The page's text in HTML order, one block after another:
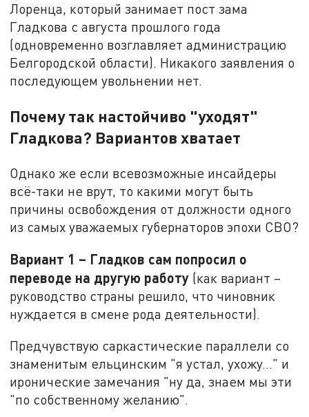
Лоренца, который занимает пост зама
Гладкова с августа прошлого года
(одновременно возглавляет администрацию
Белгородской области). Никакого заявления о
последующем увольнении нет.
Почему так настойчиво "уходят"
Гладкова? Вариантов хватает
Однако же если всевозможные инсайдеры
всё-таки не врут, то какими могут быть
причины освобождения от должности одного
из самых уважаемых губернаторов эпохи СВО?
Вариант 1 – Гладков сам попросил о
переводе на другую работу (как вариант –
руководство страны решило, что чиновник
нуждается в смене рода деятельности).
Предчувствую саркастические параллели со
знаменитым ельцинским "я устал, ухожу…" и
иронические замечания "ну да, знаем мы эти
"по собственному желанию".